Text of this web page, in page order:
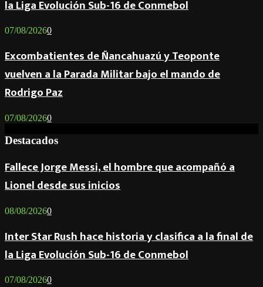
la Liga Evolución Sub-16 de Conmebol
07/08/20260
Excombatientes de Ñancahuazú y Teoponte
vuelven a la Parada Militar bajo el mando de
Rodrigo Paz
07/08/20260
Destacados
Fallece Jorge Messi, el hombre que acompañó a
Lionel desde sus inicios
08/08/20260
Inter Star Rush hace historia y clasifica a la final de
la Liga Evolución Sub-16 de Conmebol
07/08/20260